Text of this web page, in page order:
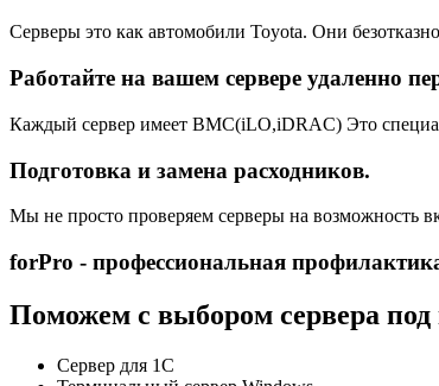
Серверы это как автомобили Toyota. Они
Работайте на вашем сервере удаленно
Каждый сервер имеет BMC(iLO,iDRAC) Это
Подготовка и замена расходников.
Мы не просто проверяем серверы на возможность
forPro - профессиональная
Поможем с выбором сервера под
Сервер для 1С